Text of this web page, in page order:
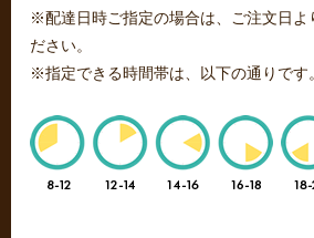
※配達日時ご指定の場合は、ご注文日よ
ださい。
※指定できる時間帯は、以下の通りです。